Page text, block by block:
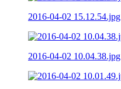
2016-04-02 15.12.54.jpg
2016-04-02 10.04.38.jpg